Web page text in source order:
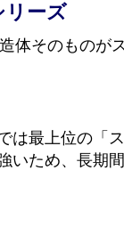
リーズ
体そのものが
は最上位の「
いため、長期